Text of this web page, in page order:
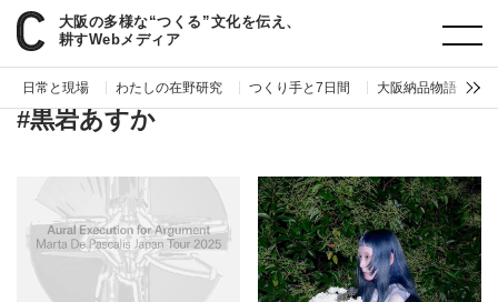
大阪の多様な“つくる”文化を伝え、
耕すWebメディア
日常と現場 わたしの在野研究 つくり手と7日間 大阪納品物語
paperC タグ 黒岩あすか
#黒岩あすか